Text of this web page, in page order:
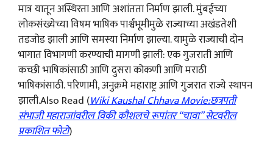
मात्र यातून अस्थिरता आणि अशांतता निर्माण झाली. मुंबईच्या
लोकसंख्येच्या विषम भाषिक पार्श्वभूमीमुळे राज्याच्या अखंडतेशी
तडजोड झाली आणि समस्या निर्माण झाल्या. यामुळे राज्याची दोन
भागात विभागणी करण्याची मागणी झाली: एक गुजराती आणि
कच्छी भाषिकांसाठी आणि दुसरा कोकणी आणि मराठी
भाषिकांसाठी. परिणामी, अनुक्रमे महाराष्ट्र आणि गुजरात राज्ये स्थापन
झाली.Also Read (Wiki Kaushal Chhava Movie:छत्रपती
संभाजी महाराजांवरील विकी कौशलचे रूपांतर “चावा” सेटवरील
प्रकाशित फोटो)